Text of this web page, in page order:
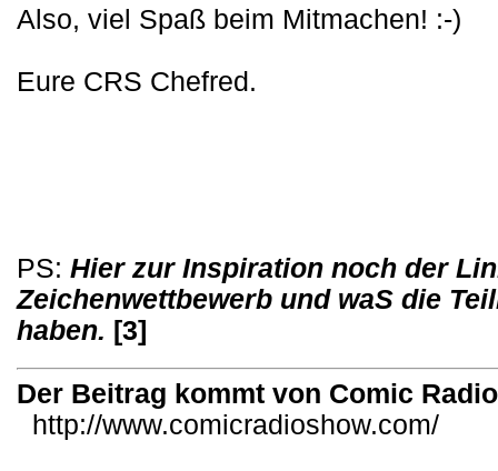
Also, viel Spaß beim Mitmachen! :-)
Eure CRS Chefred.
PS: Hier zur Inspiration noch der
Zeichenwettbewerb und waS die
haben. [3]
Der Beitrag kommt von Comic
http://www.comicradioshow.com/